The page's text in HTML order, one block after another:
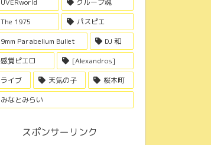
UVERworld
グループ魂
The 1975
パスピエ
9mm Parabellum Bullet
DJ 和
感覚ピエロ
[Alexandros]
ライブ
天気の子
桜木町
みなとみらい
スポンサーリンク